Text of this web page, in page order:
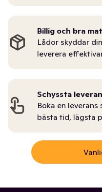
Billig och bra
Lådor skyddar
leverera
Schyssta
Boka en
bästa tid, lägsta